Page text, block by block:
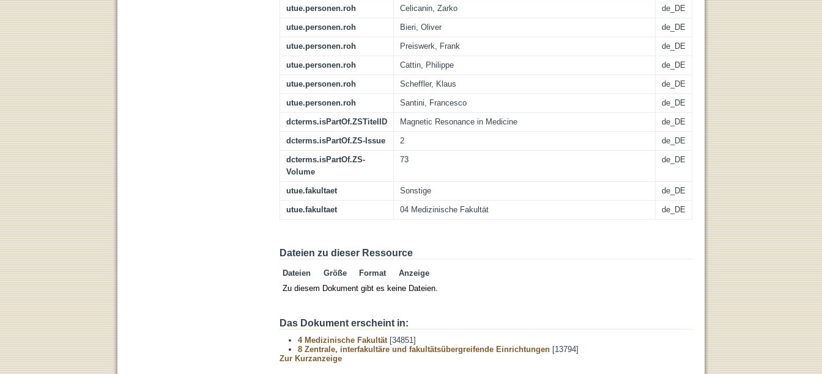
utue.personen.roh Celicanin, Zarko de_DE
utue.personen.roh Bieri, Oliver de_DE
utue.personen.roh Preiswerk, Frank de_DE
utue.personen.roh Cattin, Philippe de_DE
utue.personen.roh Scheffler, Klaus de_DE
utue.personen.roh Santini, Francesco de_DE
dcterms.isPartOf.ZSTitelID Magnetic Resonance in Medicine de_DE
dcterms.isPartOf.ZS-Issue 2 de_DE
dcterms.isPartOf.ZS-
Volume
73 de_DE
utue.fakultaet Sonstige de_DE
utue.fakultaet 04 Medizinische Fakultät de_DE
Dateien zu dieser Ressource
Dateien Größe Format
Anzeige
Zu diesem Dokument gibt es keine Dateien.
Das Dokument erscheint in:
4 Medizinische Fakultät[34851]
8 Zentrale, interfakultäre und fakultätsübergreifende Einrichtungen [13794]
Zur Kurzanzeige